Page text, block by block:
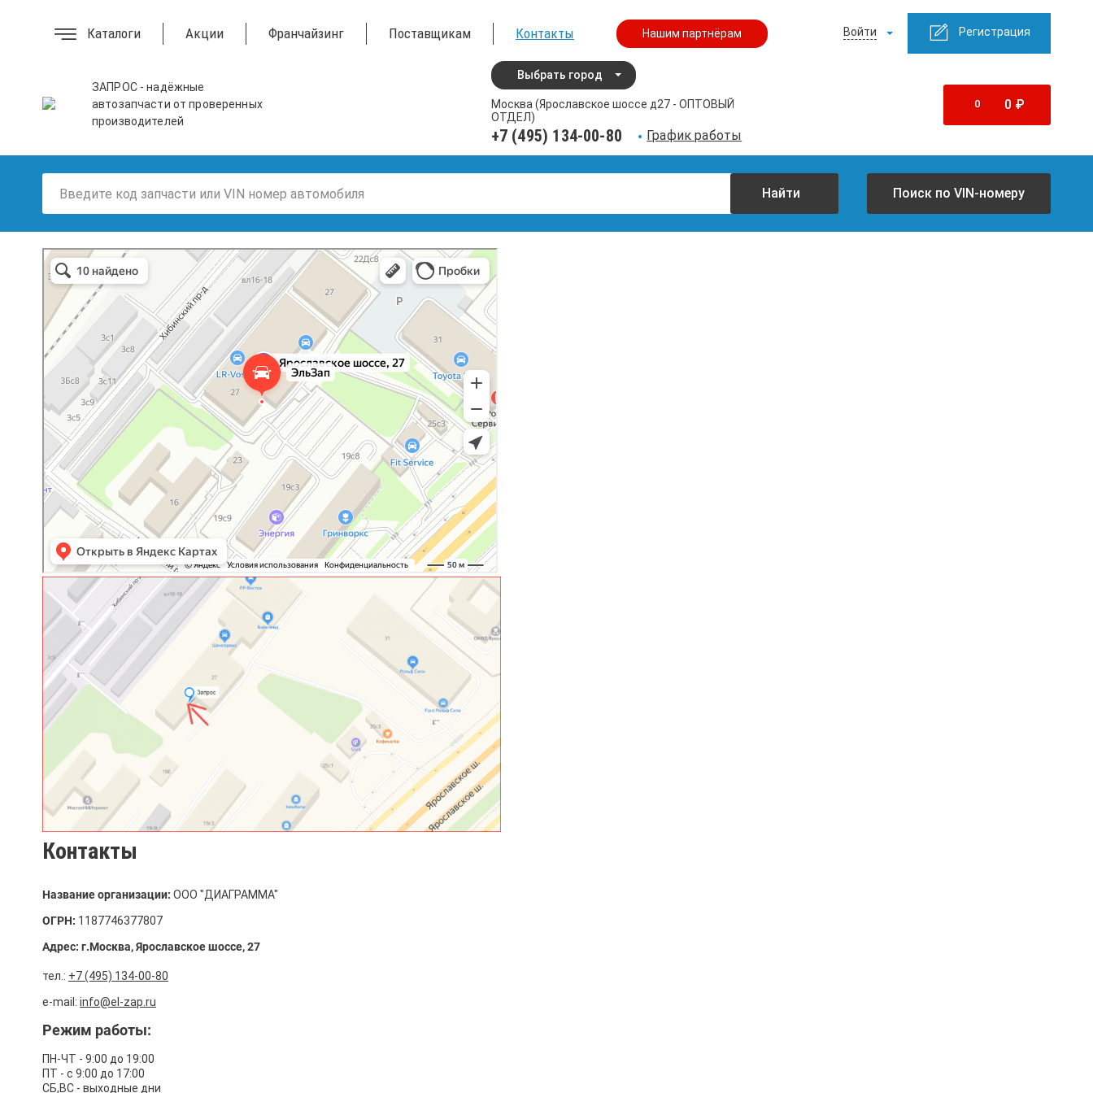
Каталоги Акции Франчайзинг Поставщикам Контакты Нашим партнёрам Войти Регистрация
ЗАПРОС - надёжные
автозапчасти от проверенных
производителей
Выбрать город
Москва (Ярославское шоссе д27 - ОПТОВЫЙ
ОТДЕЛ)
+7 (495) 134-00-80 График работы
0 0 ₽
Найти Поиск по VIN-номеру
Контакты
Название организации: ООО "ДИАГРАММА"
ОГРН: 1187746377807
Адрес: г.Москва, Ярославское шоссе, 27
тел.: +7 (495) 134-00-80
e-mail: info@el-zap.ru
Режим работы:
ПН-ЧТ - 9:00 до 19:00
ПТ - с 9:00 до 17:00
СБ,ВС - выходные дни